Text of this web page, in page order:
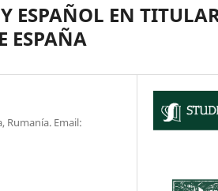
ESPAÑOL EN
ESPAÑA
Rumanía. Email: